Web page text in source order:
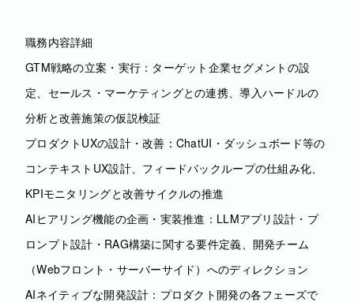
職務内容詳細
GTM戦略の立案・実行：ターゲット企業セグメントの設
定、セールス・マーケティングとの連携、導入ハードルの
分析と改善施策の仮説検証
プロダクトUXの設計・改善：ChatUI・ダッシュボード等の
コンテキストUX設計、フィードバックループの仕組み化、
KPIモニタリングと改善サイクルの推進
AIヒアリング機能の企画・実装推進：LLMアプリ設計・プ
ロンプト設計・RAG構築に関する要件定義、開発チーム
（Webフロント・サーバーサイド）へのディレクション
AIネイティブな開発設計：プロダクト開発の各フェーズで